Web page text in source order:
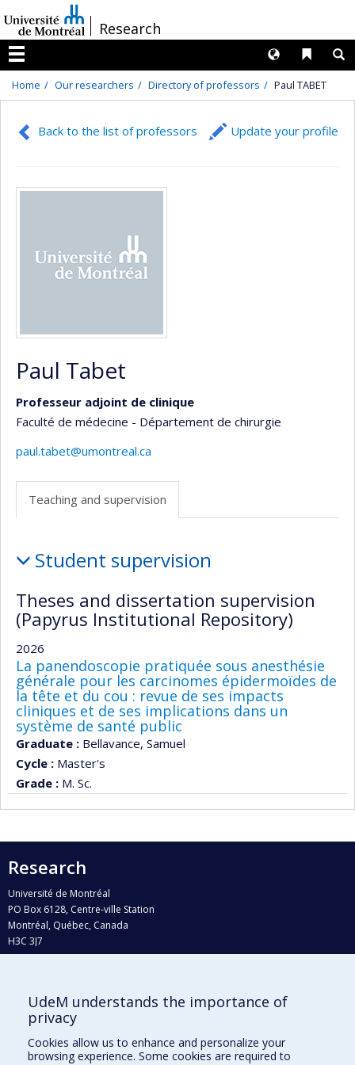
au
contenu
/Research
Menu
Liens
Langues
Home Our researchers Directory of professors Paul TABET
Back to the list of professors Update your profile
Paul Tabet
Professeur adjoint de clinique
Faculté de médecine - Département de chirurgie
paul.tabet@umontreal.ca
Teaching and supervision
and
supervision
Student supervision
Theses and dissertation supervision
(Papyrus Institutional Repository)
2026
La panendoscopie pratiquée sous anesthésie
générale pour les carcinomes épidermoïdes de
la tête et du cou : revue de ses impacts
cliniques et de ses implications dans un
système de santé public
Graduate : Bellavance, Samuel
Cycle : Master's
Grade : M. Sc.
Research
Université de Montréal
PO Box 6128, Centre-ville Station
Montréal, Québec, Canada
H3C 3J7
Who does what?
Find us
UdeM understands the importance of
privacy
Cookies allow us to enhance and personalize your
browsing experience. Some cookies are required to